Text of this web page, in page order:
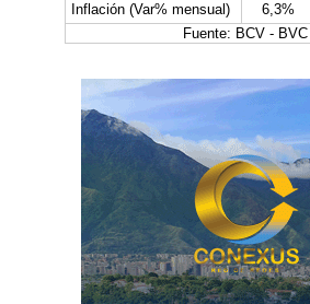
Inflación (Var% mensual)
6,3%
Fuente: BCV - BVC